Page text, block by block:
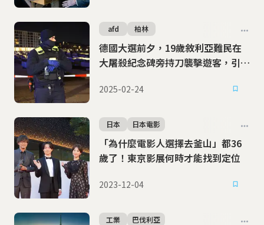
德國大選前夕，19歲敘利亞難民在
大屠殺紀念碑旁持刀襲擊遊客，引發
afd 柏林
2025-02-24
「為什麼電影人選擇去釜山」都36
歲了！東京影展何時才能找到定位
日本 日本電影
2023-12-04
工業 巴伐利亞